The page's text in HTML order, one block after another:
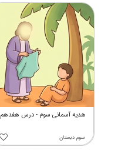
هدیه آسمانی سوم - درس هفدهم
سوم دبستان